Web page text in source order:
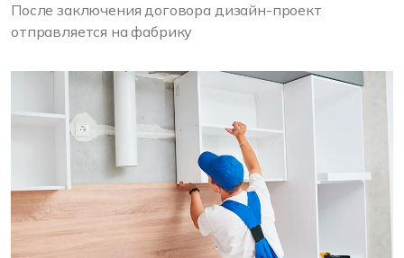
После заключения договора дизайн-проект
отправляется на фабрику